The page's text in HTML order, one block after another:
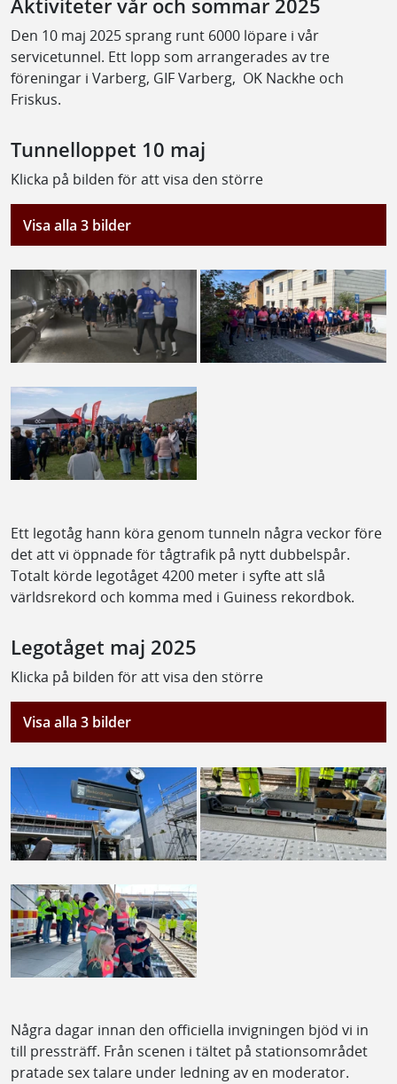
Aktiviteter vår och sommar 2025
Den 10 maj 2025 sprang runt 6000 löpare i vår
servicetunnel. Ett lopp som arrangerades av tre
föreningar i Varberg, GIF Varberg, OK Nackhe och
Friskus.
Tunnelloppet 10 maj
Klicka på bilden för att visa den större
Visa alla 3 bilder
Ett legotåg hann köra genom tunneln några veckor före
det att vi öppnade för tågtrafik på nytt dubbelspår.
Totalt körde legotåget 4200 meter i syfte att slå
världsrekord och komma med i Guiness rekordbok.
Legotåget maj 2025
Klicka på bilden för att visa den större
Visa alla 3 bilder
Några dagar innan den officiella invigningen bjöd vi in
till pressträff. Från scenen i tältet på stationsområdet
pratade sex talare under ledning av en moderator.